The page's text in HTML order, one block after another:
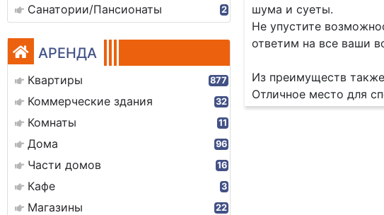
Санатории/Пансионаты 2
АРЕНДА
Квартиры 877
Коммерческие здания 32
Комнаты 11
Дома 96
Части домов 16
Кафе 3
Магазины 22
шума и суеты.
Не упустите
ответим на все ваши
Из преимуществ
Отличное место для